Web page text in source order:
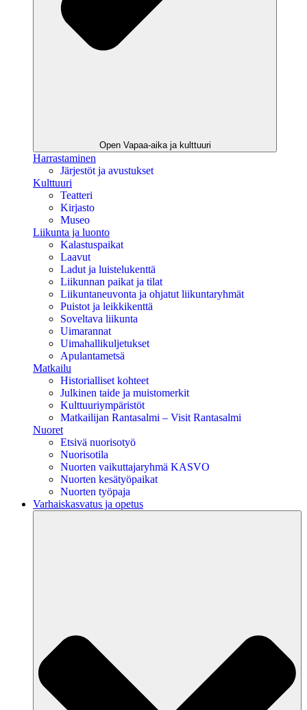
Open Vapaa-aika ja kulttuuri
Harrastaminen
Järjestöt ja avustukset
Kulttuuri
Teatteri
Kirjasto
Museo
Liikunta ja luonto
Kalastuspaikat
Laavut
Ladut ja luistelukenttä
Liikunnan paikat ja tilat
Liikuntaneuvonta ja ohjatut liikuntaryhmät
Puistot ja leikkikenttä
Soveltava liikunta
Uimarannat
Uimahallikuljetukset
Apulantametsä
Matkailu
Historialliset kohteet
Julkinen taide ja muistomerkit
Kulttuuriympäristöt
Matkailijan Rantasalmi – Visit Rantasalmi
Nuoret
Etsivä nuorisotyö
Nuorisotila
Nuorten vaikuttajaryhmä KASVO
Nuorten kesätyöpaikat
Nuorten työpaja
Varhaiskasvatus ja opetus